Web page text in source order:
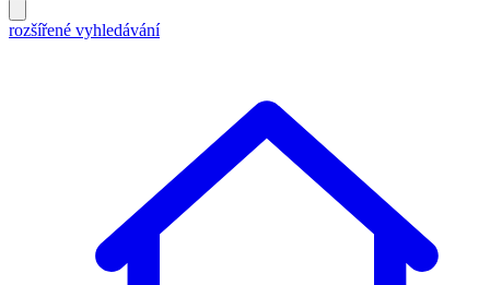
rozšířené vyhledávání